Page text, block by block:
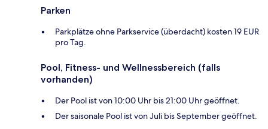
Parken
Parkplätze ohne Parkservice (überdacht) kosten 19 EUR
pro Tag.
Pool, Fitness- und Wellnessbereich (falls
vorhanden)
Der Pool ist von 10:00 Uhr bis 21:00 Uhr geöffnet.
Der saisonale Pool ist von Juli bis September geöffnet.